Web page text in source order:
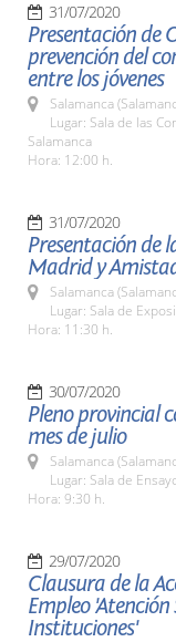
31/07/2020
Presentación de
prevención del
entre los jóvenes
Salamanca
Lugar: Sala de las
Salamanca
Hora: 12:00 h.
31/07/2020
Presentación de
Madrid y
Salamanca
Lugar: Sala de
Hora: 11:30 h.
30/07/2020
Pleno provincial
mes de julio
Salamanca
Lugar: Sala de
Hora: 9:30 h.
29/07/2020
Clausura de la
Empleo
Instituciones'